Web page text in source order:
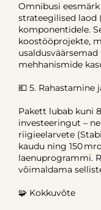
Omnibusi
strateegilised laod
komponentidele.
koostööprojekte,
mehhanismide
💶 5. Rahastamine
Pakett lubab kuni
investeeringut –
riigieelarvete
kaudu ning 150
laenuprogrammi.
võimaldama
🧩 Kokkuvõte